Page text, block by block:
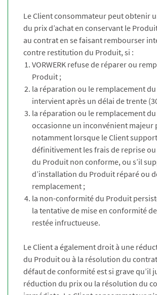
Le Client consommateur peut obtenir
du prix d’achat en conservant le
au contrat en se faisant rembourser
contre restitution du Produit, si :
VORWERK refuse de réparer ou
Produit ;
la réparation ou le remplacement
intervient après un délai de trente
la réparation ou le remplacement
occasionne un inconvénient majeur
notamment lorsque le Client
définitivement les frais de reprise ou
du Produit non conforme, ou s’il
d’installation du Produit réparé ou
remplacement ;
la non-conformité du Produit
la tentative de mise en conformité de
restée infructueuse.
Le Client a également droit à une
du Produit ou à la résolution du
défaut de conformité est si grave qu’il
réduction du prix ou la résolution du